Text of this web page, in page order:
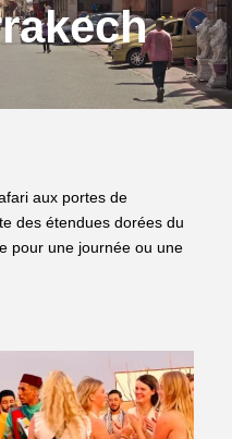
aux portes de
des étendues dorées du
pour une journée ou une